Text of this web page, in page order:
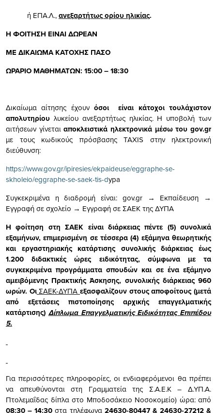
ή ΕΠΑ.Λ.,ανεξαρτήτως ορίου ηλικίας.
Η ΦΟΙΤΗΣΗ ΕΙΝΑΙ ΔΩΡΕΑΝ
ΜΕ ΔΙΚΑΙΩΜΑ ΚΑΤΟΧΗΣ ΠΑΣΟ
ΩΡΑΡΙΟ ΜΑΘΗΜΑΤΩΝ: 15:00 – 18:30
Δικαίωμα αίτησης έχουνόσοι είναι κάτοχοι τουλάχιστον
απολυτηρίου λυκείου ανεξαρτήτως ηλικίας. Η υποβολή των
αιτήσεων γίνεταιαποκλειστικά ηλεκτρονικά μέσω του gov.gr
με τους κωδικούς πρόσβασης TAXIS στην ηλεκτρονική
διεύθυνση:
https://www.gov.gr/ipiresies/ekpaideuse/eggraphe-se-
skholeio/eggraphe-se-saek-tis-dypa
Συγκεκριμένα η διαδρομή είναι: gov.gr → Εκπαίδευση →
Εγγραφή σε σχολείο → Εγγραφή σε ΣΑΕΚ της ΔΥΠΑ
Η φοίτηση στη ΣΑΕΚ είναι διάρκειας πέντε (5) συνολικά
εξαμήνων, επιμερισμένη σε τέσσερα (4) εξάμηνα θεωρητικής
και εργαστηριακής κατάρτισης συνολικής διάρκειας έως
1.200 διδακτικές ώρες ειδικότητας, σύμφωνα με τα
συγκεκριμένα προγράμματα σπουδών και σε ένα εξάμηνο
αμειβόμενης Πρακτικής Άσκησης, συνολικής διάρκειας 960
ωρών. ΟιΣΑΕΚ-ΔΥΠΑεξασφαλίζουν στους αποφοίτους (μετά
από εξετάσεις πιστοποίησης αρχικής επαγγελματικής
κατάρτισης) Δίπλωμα Επαγγελματικής Ειδικότητας Επιπέδου
5.
Για περισσότερες πληροφορίες, οι ενδιαφερόμενοι θα πρέπει
να απευθύνονται στη Γραμματεία της Σ.Α.Ε.Κ – Δ.ΥΠ.Α.
Πτολεμαΐδας δίπλα στο Μποδοσάκειο Νοσοκομείο) ώρα: από
08:30 – 14:30 στα τηλέφωνα 24630-80447 & 24630-27212 &